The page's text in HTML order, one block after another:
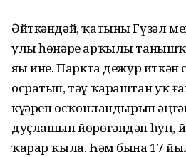
Әйткәндәй, ҡатыны Гүзәл
улы һөнәре арҡылы
яҙы ине. Паркта дежур иткән
осратып, тәү ҡараштан уҡ
күҙҙәрен осҡонландырып
дуҫлашып йөрөгәндән һуң,
ҡарар ҡыла. Һәм бына 17